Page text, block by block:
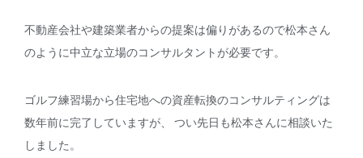
不動産会社や建築業者からの提案は偏りがあるので松本さん
のように中立な立場のコンサルタントが必要です。
ゴルフ練習場から住宅地への資産転換のコンサルティングは
数年前に完了していますが、 つい先日も松本さんに相談いた
しました。